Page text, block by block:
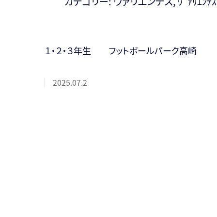
１・２・３年生 フットボールパーク高崎
2025.07.2